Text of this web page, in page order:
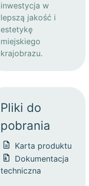
inwestycja w
lepszą jakość i
estetykę
miejskiego
krajobrazu.
Pliki do
pobrania
Karta produktu
Dokumentacja
techniczna